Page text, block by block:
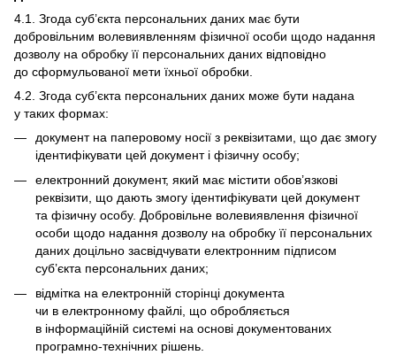
4.1. Згода суб’єкта персональних даних має бути
добровільним волевиявленням фізичної особи щодо надання
дозволу на обробку її персональних даних відповідно
до сформульованої мети їхньої обробки.
4.2. Згода суб’єкта персональних даних може бути надана
у таких формах:
документ на паперовому носії з реквізитами, що дає змогу
ідентифікувати цей документ і фізичну особу;
електронний документ, який має містити обов’язкові
реквізити, що дають змогу ідентифікувати цей документ
та фізичну особу. Добровільне волевиявлення фізичної
особи щодо надання дозволу на обробку її персональних
даних доцільно засвідчувати електронним підписом
суб’єкта персональних даних;
відмітка на електронній сторінці документа
чи в електронному файлі, що обробляється
в інформаційній системі на основі документованих
програмно-технічних рішень.